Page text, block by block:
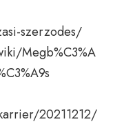
szerzodes/
Megb%C3%A
20211212/